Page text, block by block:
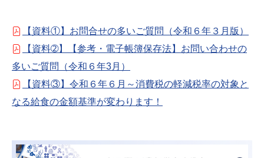
【資料①】お問合せの多いご質問（令和６年３月版）
【資料➁】【参考・電子帳簿保存法】お問い合わせの
多いご質問（令和６年3月）
【資料③】令和６年６月～消費税の軽減税率の対象と
なる給食の金額基準が変わります！